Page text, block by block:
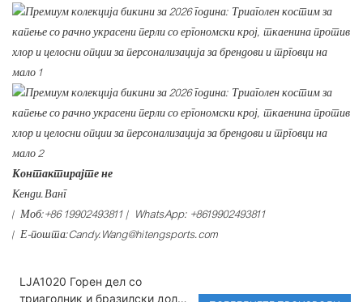
Контактирајте не
Кенди.Ванг
| Моб:+86 19902493811 | WhatsApp: +8619902493811
| Е-пошта:Candy.Wang@hitengsports.com
LJA1020 Горен дел со
триаголник и бразилски долен